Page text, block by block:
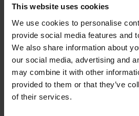
This website uses cookies
We use cookies to personalise
provide social media features and
We also share information about
our social media, advertising and
may combine it with other
provided to them or that they’ve
of their services.
ЗАЩО ДА
ОТ AXFLOW
AxFlow е оторизиран дистрибутор
наличности от индустриални
Нашите инженери предоставят
избора, оразмеряването и
гъвкав импелер и свързани